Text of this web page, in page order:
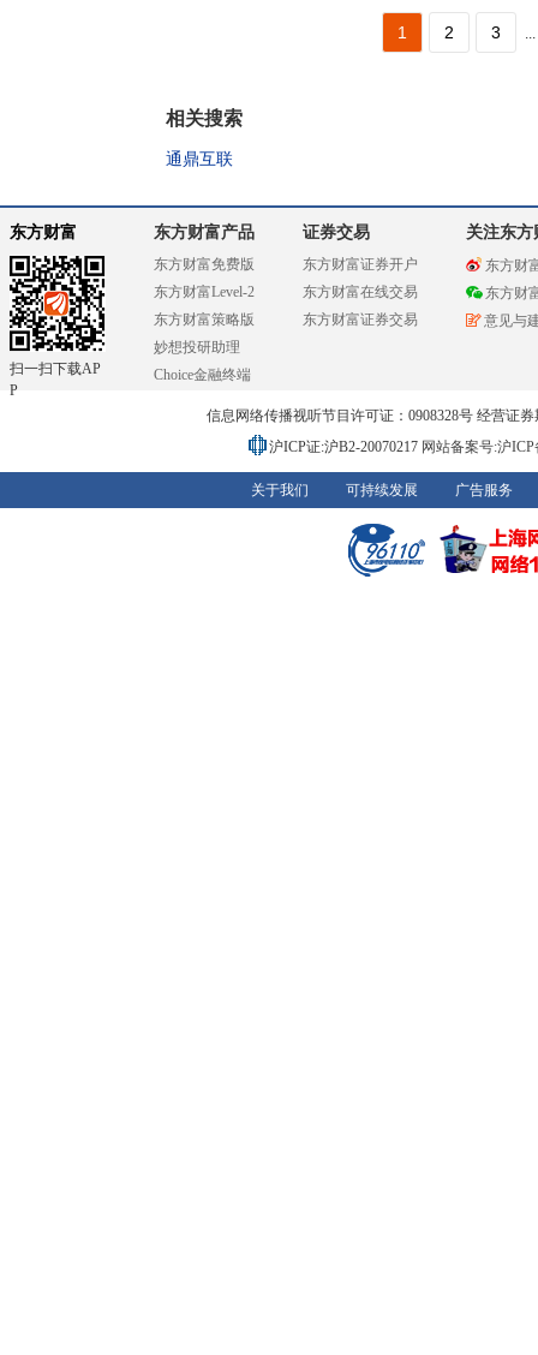
1 2 3 ...
相关搜索
通鼎互联
东方财富
扫一扫下载AP
P
东方财富产品
东方财富免费版
东方财富Level-2
东方财富策略版
妙想投研助理
Choice金融终端
证券交易
东方财富证券开户
东方财富在线交易
东方财富证券交易
关注东方
东方财
东方财
意见与
信息网络传播视听节目许可证：0908328号 经营证
沪ICP证:沪B2-20070217 网站备案号:沪
关于我们 可持续发展 广告服务